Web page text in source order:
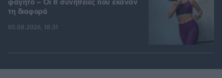
φαγητό – Οι 8 συνήθειες που έκαναν
τη διαφορά
05.08.2026, 18:31